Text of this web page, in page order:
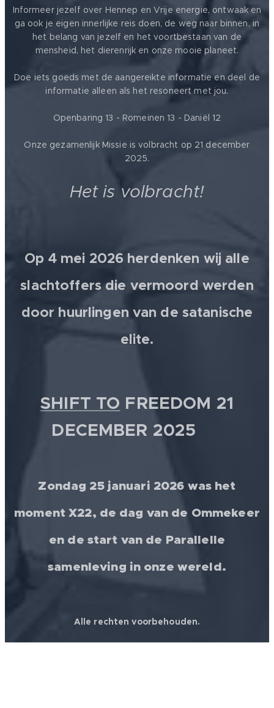
Informeer jezelf over Hennep en Vrije energie, ontwaak en
ga ook je eigen innerlijke reis doen, de weg naar binnen, in
het belang van jezelf en het voortbestaan van de
mensheid, het dierenrijk en onze mooie planeet.
Doe iets goeds met de aangereikte informatie en deel de
informatie alleen als het resoneert met jou.
Openbaring 13 - Romeinen 13 - Daniël 12
Onze gezamenlijk Missie is volbracht op 21 december
2025.
Het is volbracht!
Op 4 mei 2026 herdenken wij alle
slachtoffers die vermoord werden
door huurlingen van de satanische
elite.
SHIFT TO FREEDOM 21
DECEMBER 2025 💫
Zondag 25 januari 2026 was het
moment X22, de dag van de Ommekeer
en de start van de Parallelle
samenleving in onze wereld.
Alle rechten voorbehouden.